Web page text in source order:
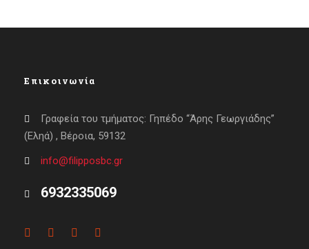
Επικοινωνία
Γραφεία του τμήματος: Γηπέδο “Άρης Γεωργιάδης”
(Εληά) , Βέροια, 59132
info@filipposbc.gr
6932335069